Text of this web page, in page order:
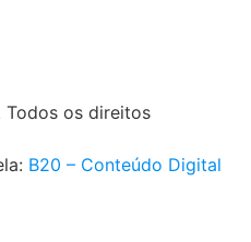
os direitos
B20 – Conteúdo Digital